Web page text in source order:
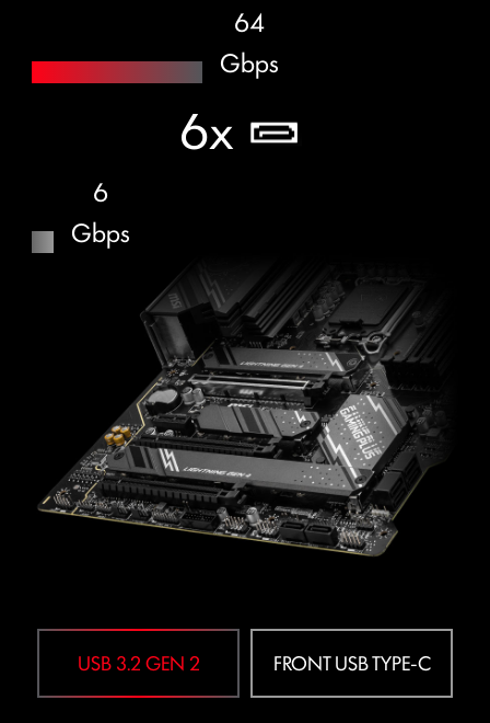
64
Gbps
6x
6
Gbps
USB 3.2 GEN 2 FRONT USB TYPE-C
คุณเคลื่อนที่ผ่านเมนู BIOS ได้อย่างรวดเร็ว
MSI CENTER
MSI Center แอปพลิเคชั่นล่าสุดจาก MSI ที่รวมเอายูทิลิตี้
ซอฟต์แวร์ต่างๆ มาไว้ด้วยกัน ให้คุณควบคุมฟีเจอร์ขั้นสูงของ
เมนบอร์ดได้อย่างง่ายดาย และปลดล็อกความเป็นไปได้ใหม่ๆ
ได้อย่างไม่รู้จบ
Mystic Light
สร้างสีสันสุดตระการตาได้ตามใจคุณ แต่งแต้มสีสันที่ใช่ในไม่กี่